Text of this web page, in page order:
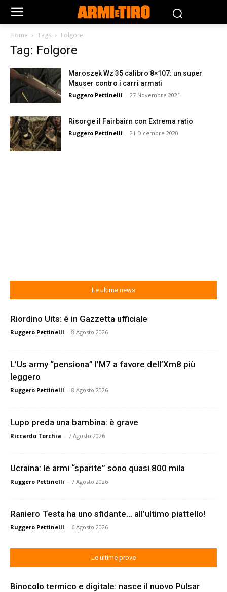
Home Tags Folgore
Tag: Folgore
Maroszek Wz 35 calibro 8×107: un super
Mauser contro i carri armati
Ruggero Pettinelli - 27 Novembre 2021
Risorge il Fairbairn con Extrema ratio
Ruggero Pettinelli - 21 Dicembre 2020
Le ultime news
Riordino Uits: è in Gazzetta ufficiale
Ruggero Pettinelli - 8 Agosto 2026
L’Us army “pensiona” l’M7 a favore dell’Xm8 più
leggero
Ruggero Pettinelli - 8 Agosto 2026
Lupo preda una bambina: è grave
Riccardo Torchia - 7 Agosto 2026
Ucraina: le armi “sparite” sono quasi 800 mila
Ruggero Pettinelli - 7 Agosto 2026
Raniero Testa ha uno sfidante… all’ultimo piattello!
Ruggero Pettinelli - 6 Agosto 2026
Le ultime prove
Binocolo termico e digitale: nasce il nuovo Pulsar